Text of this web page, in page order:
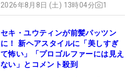
2026年8月8日 (土) 13時04分 1
セキ・ユウティンが前髪パッツン
に！ 新ヘアスタイルに「美しすぎ
て怖い」「プロゴルファーには見え
ない」とコメント殺到